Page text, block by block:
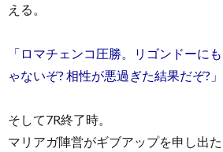
える。
「ロマチェンコ圧勝。リゴンドーに
ゃないぞ? 相性が悪過ぎた結果だぞ?」
そして7R終了時。
マリアガ陣営がギブアップを申し出